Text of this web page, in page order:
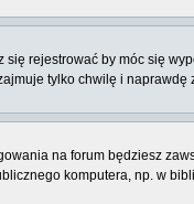
rejestrować by móc się
tylko chwilę i
na forum będziesz
komputera, np. w